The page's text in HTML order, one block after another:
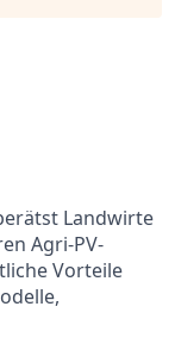
Landwirte
Agri-PV-
Vorteile